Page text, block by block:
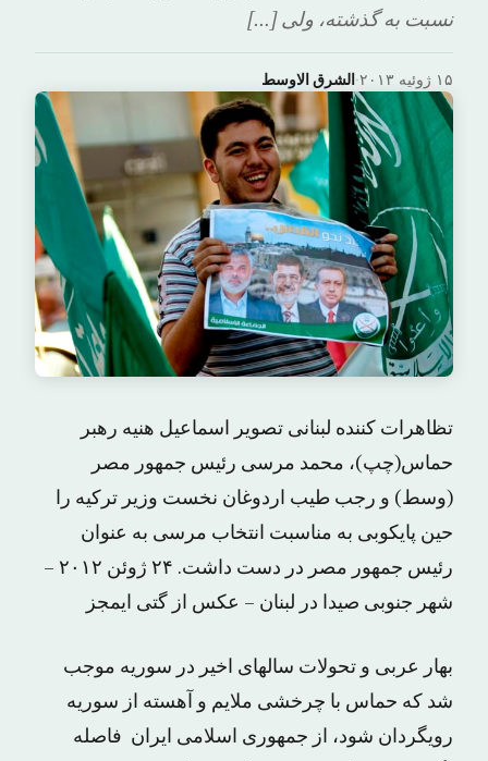
نسبت به گذشته، ولى […]
الشرق الاوسط· ۱۵ ژوئیه ۲۰۱۳
تظاهرات کننده لبنانی تصویر اسماعیل هنیه رهبر
حماس(چپ)، محمد مرسی رئیس جمهور مصر
(وسط) و رجب طیب اردوغان نخست وزیر ترکیه را
حین پایکوبی به مناسبت انتخاب مرسی به عنوان
رئیس جمهور مصر در دست داشت. ۲۴ ژوئن ۲۰۱۲ –
شهر جنوبی صیدا در لبنان – عکس از گتی ایمجز
بهار عربى و تحولات سالهاى اخیر در سوریه موجب
شد که حماس با چرخشى ملایم و آهسته از سوریه
رویگردان شود، از جمهورى اسلامى ایران فاصله